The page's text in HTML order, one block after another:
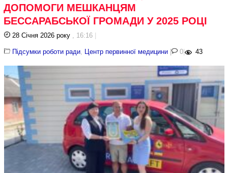
ДОПОМОГИ МЕШКАНЦЯМ
БЕССАРАБСЬКОЇ ГРОМАДИ У 2025 РОЦІ
28 Січня 2026 року , 16:16
Підсумки роботи ради, Центр первинної медицини | 0 | 43